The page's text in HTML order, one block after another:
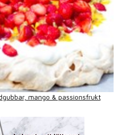
mango & passionsfrukt